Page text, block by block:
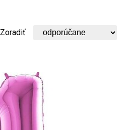
Zoradiť